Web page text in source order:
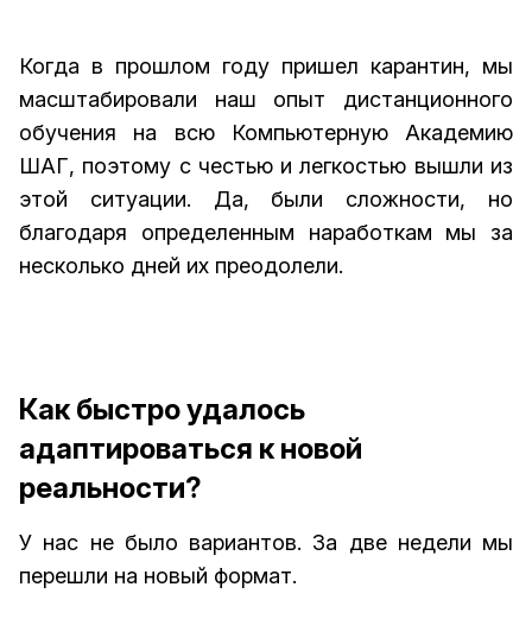
Когда в прошлом году пришел карантин, мы
масштабировали наш опыт дистанционного
обучения на всю Компьютерную Академию
ШАГ, поэтому с честью и легкостью вышли из
этой ситуации. Да, были сложности, но
благодаря определенным наработкам мы за
несколько дней их преодолели.
Как быстро удалось
адаптироваться к новой
реальности?
У нас не было вариантов. За две недели мы
перешли на новый формат.